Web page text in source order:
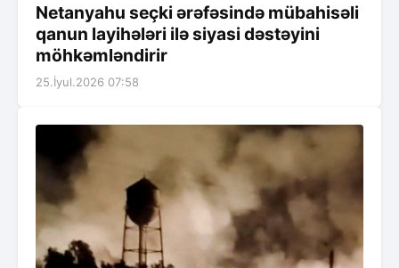
Netanyahu seçki ərəfəsində mübahisəli
qanun layihələri ilə siyasi dəstəyini
möhkəmləndirir
25.İyul.2026 07:58